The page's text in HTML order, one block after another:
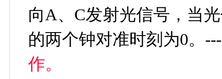
向A、C发射光信号，当
的两个钟对准时刻为0。
作。